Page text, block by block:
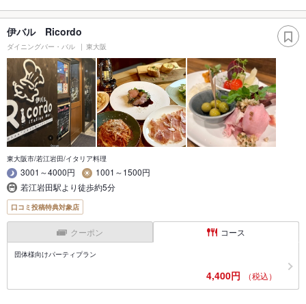
伊バル Ricordo
ダイニングバー・バル 東大阪
東大阪市/若江岩田/イタリア料理
3001～4000円
1001～1500円
若江岩田駅より徒歩約5分
口コミ投稿特典対象店
クーポン コース
団体様向けパーティプラン
4,400円 （税込）